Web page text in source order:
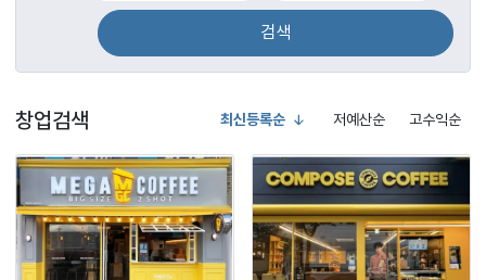
검색
창업검색 최신등록순 저예산순 고수익순